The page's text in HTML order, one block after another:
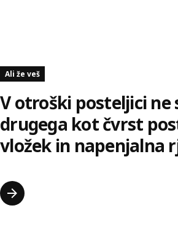
Ali že veš
V otroški posteljici ne
drugega kot čvrst
vložek in napenjalna